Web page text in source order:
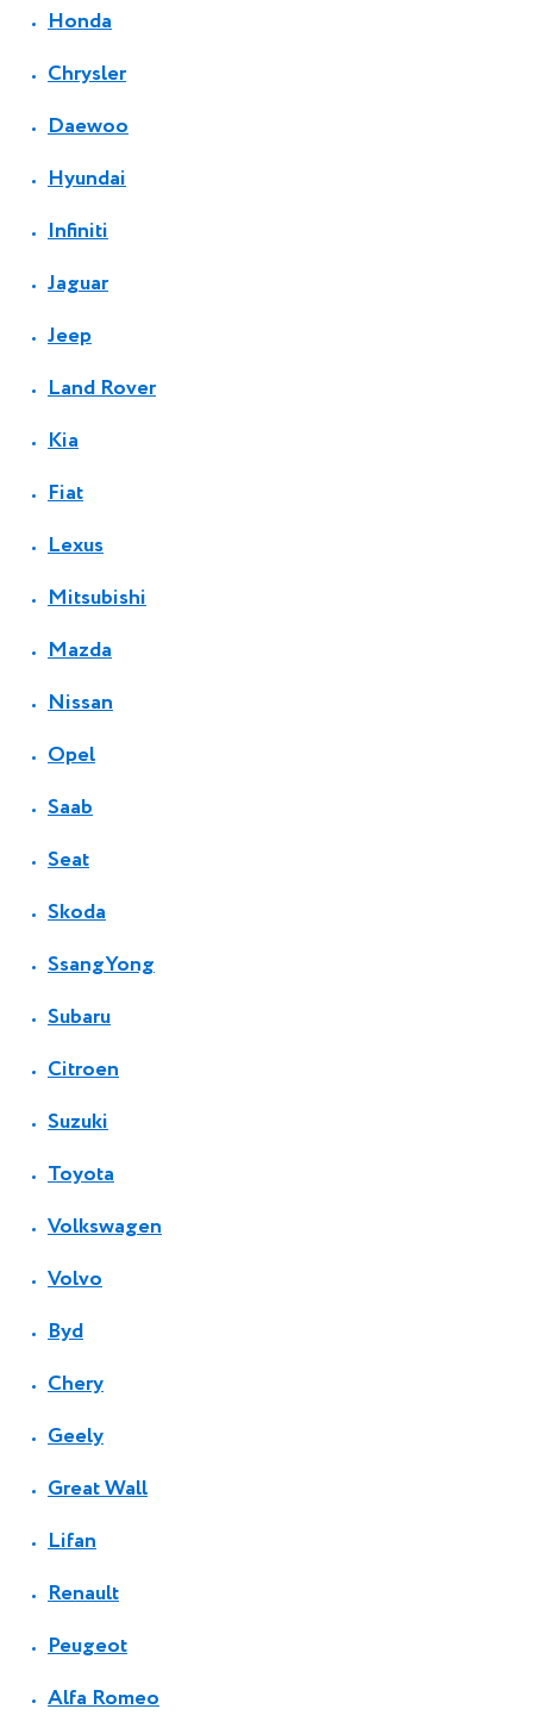
Honda
Chrysler
Daewoo
Hyundai
Infiniti
Jaguar
Jeep
Land Rover
Kia
Fiat
Lexus
Mitsubishi
Mazda
Nissan
Opel
Saab
Seat
Skoda
SsangYong
Subaru
Citroen
Suzuki
Toyota
Volkswagen
Volvo
Byd
Chery
Geely
Great Wall
Lifan
Renault
Peugeot
Alfa Romeo